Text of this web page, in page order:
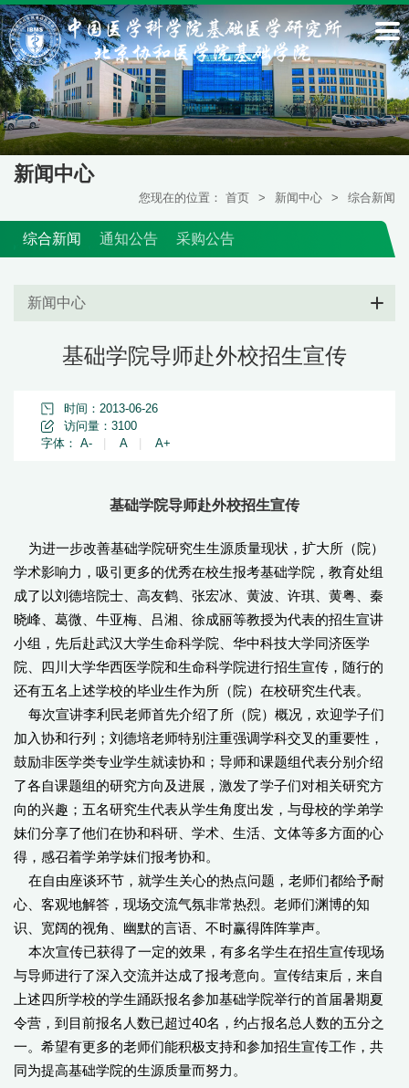
新闻中心
您现在的位置： 首页 > 新闻中心 > 综合新闻
综合新闻 通知公告 采购公告
新闻中心
基础学院导师赴外校招生宣传
时间：2013-06-26
访问量： 3100
字体： A- A A+
基础学院导师赴外校招生宣传
为进一步改善基础学院研究生生源质量现状，扩大所（院）
学术影响力，吸引更多的优秀在校生报考基础学院，教育处组
成了以刘德培院士、高友鹤、张宏冰、黄波、许琪、黄粤、秦
晓峰、葛微、牛亚梅、吕湘、徐成丽等教授为代表的招生宣讲
小组，先后赴武汉大学生命科学院、华中科技大学同济医学
院、四川大学华西医学院和生命科学院进行招生宣传，随行的
还有五名上述学校的毕业生作为所（院）在校研究生代表。
每次宣讲李利民老师首先介绍了所（院）概况，欢迎学子们
加入协和行列；刘德培老师特别注重强调学科交叉的重要性，
鼓励非医学类专业学生就读协和；导师和课题组代表分别介绍
了各自课题组的研究方向及进展，激发了学子们对相关研究方
向的兴趣；五名研究生代表从学生角度出发，与母校的学弟学
妹们分享了他们在协和科研、学术、生活、文体等多方面的心
得，感召着学弟学妹们报考协和。
在自由座谈环节，就学生关心的热点问题，老师们都给予耐
心、客观地解答，现场交流气氛非常热烈。老师们渊博的知
识、宽阔的视角、幽默的言语、不时赢得阵阵掌声。
本次宣传已获得了一定的效果，有多名学生在招生宣传现场
与导师进行了深入交流并达成了报考意向。宣传结束后，来自
上述四所学校的学生踊跃报名参加基础学院举行的首届暑期夏
令营，到目前报名人数已超过40名，约占报名总人数的五分之
一。希望有更多的老师们能积极支持和参加招生宣传工作，共
同为提高基础学院的生源质量而努力。